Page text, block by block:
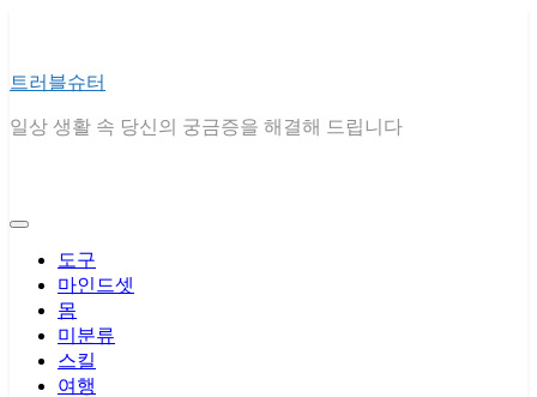
트러블슈터
일상 생활 속 당신의 궁금증을 해결해 드립니다
도구
마인드셋
몸
미분류
스킬
여행